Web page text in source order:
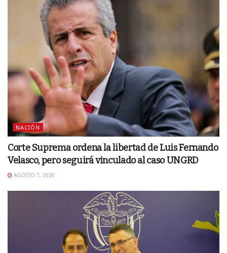
NACIÓN
Corte Suprema ordena la libertad de Luis Fernando
Velasco, pero seguirá vinculado al caso UNGRD
AGOSTO 7, 2026